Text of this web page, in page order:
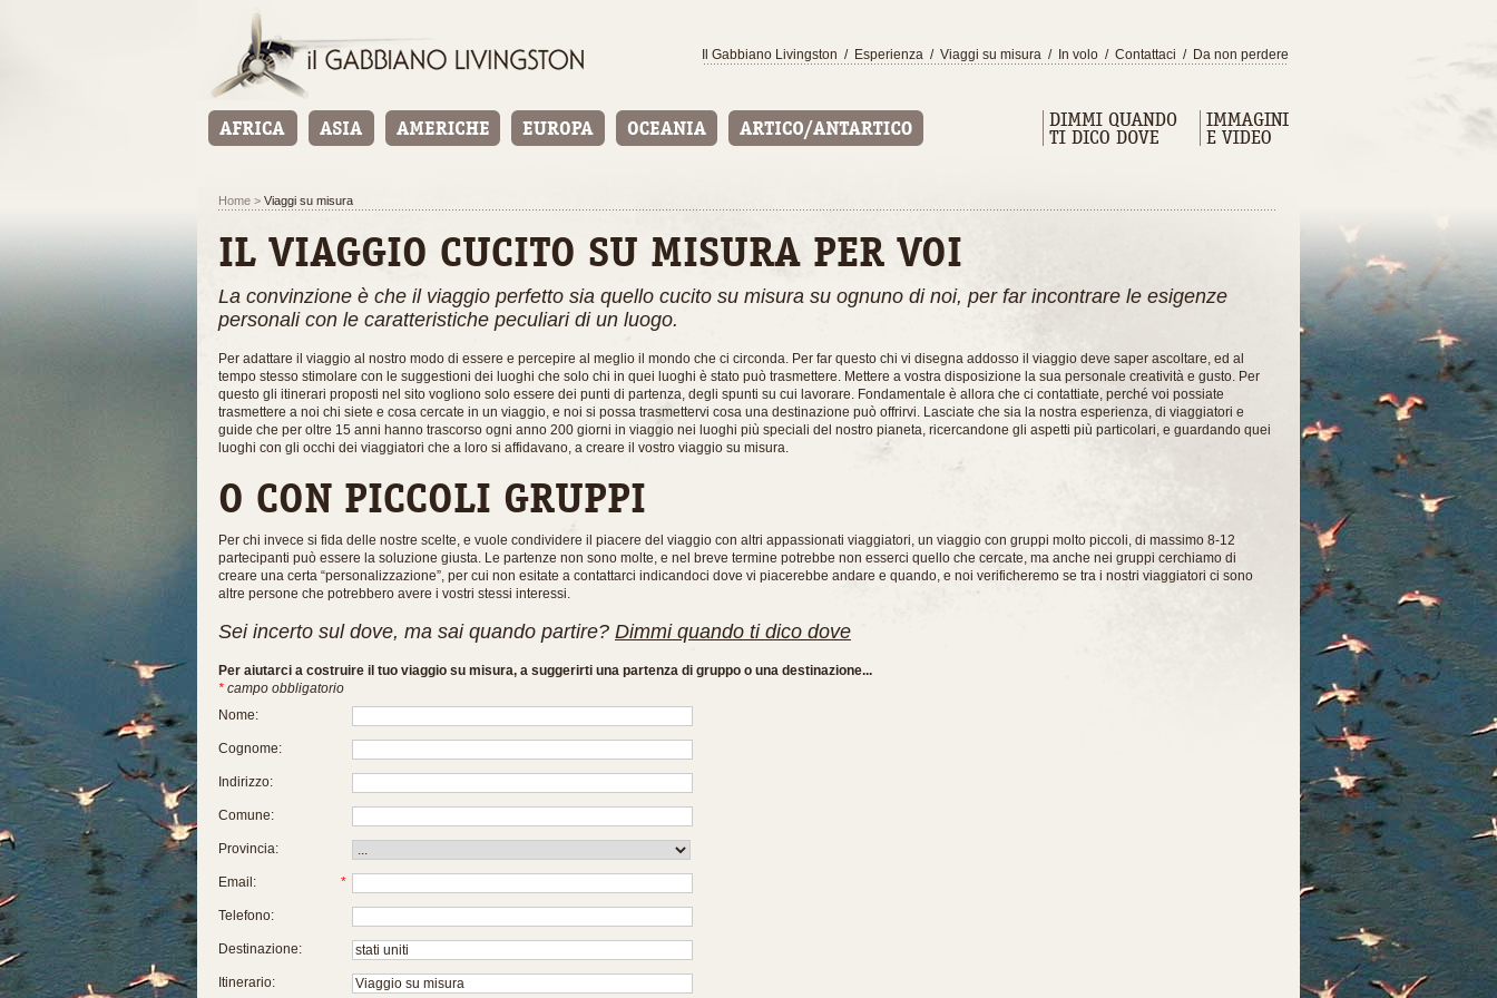
Il Gabbiano Livingston / Esperienza / Viaggi su misura / In volo / Contattaci / Da non perdere
Home > Viaggi su misura
IL VIAGGIO CUCITO SU MISURA PER VOI
La convinzione è che il viaggio perfetto sia quello cucito su misura su ognuno di noi, per far incontrare le esigenze
personali con le caratteristiche peculiari di un luogo.
Per adattare il viaggio al nostro modo di essere e percepire al meglio il mondo che ci circonda. Per far questo chi vi disegna addosso il viaggio deve saper ascoltare, ed al
tempo stesso stimolare con le suggestioni dei luoghi che solo chi in quei luoghi è stato può trasmettere. Mettere a vostra disposizione la sua personale creatività e gusto. Per
questo gli itinerari proposti nel sito vogliono solo essere dei punti di partenza, degli spunti su cui lavorare. Fondamentale è allora che ci contattiate, perché voi possiate
trasmettere a noi chi siete e cosa cercate in un viaggio, e noi si possa trasmettervi cosa una destinazione può offrirvi. Lasciate che sia la nostra esperienza, di viaggiatori e
guide che per oltre 15 anni hanno trascorso ogni anno 200 giorni in viaggio nei luoghi più speciali del nostro pianeta, ricercandone gli aspetti più particolari, e guardando quei
luoghi con gli occhi dei viaggiatori che a loro si affidavano, a creare il vostro viaggio su misura.
O CON PICCOLI GRUPPI
Per chi invece si fida delle nostre scelte, e vuole condividere il piacere del viaggio con altri appassionati viaggiatori, un viaggio con gruppi molto piccoli, di massimo 8-12
partecipanti può essere la soluzione giusta. Le partenze non sono molte, e nel breve termine potrebbe non esserci quello che cercate, ma anche nei gruppi cerchiamo di
creare una certa “personalizzazione”, per cui non esitate a contattarci indicandoci dove vi piacerebbe andare e quando, e noi verificheremo se tra i nostri viaggiatori ci sono
altre persone che potrebbero avere i vostri stessi interessi.
Sei incerto sul dove, ma sai quando partire? Dimmi quando ti dico dove
Per aiutarci a costruire il tuo viaggio su misura, a suggerirti una partenza di gruppo o una destinazione...
* campo obbligatorio
Nome:
Cognome:
Indirizzo:
Comune:
Provincia:
Email: *
Telefono:
Destinazione:
Itinerario: